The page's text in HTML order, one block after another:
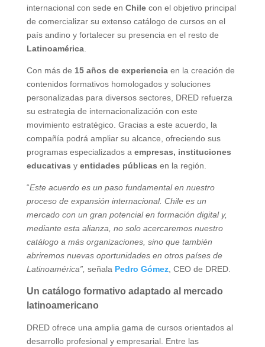
internacional con sede en Chile con el objetivo principal
de comercializar su extenso catálogo de cursos en el
país andino y fortalecer su presencia en el resto de
Latinoamérica.
Con más de 15 años de experiencia en la creación de
contenidos formativos homologados y soluciones
personalizadas para diversos sectores, DRED refuerza
su estrategia de internacionalización con este
movimiento estratégico. Gracias a este acuerdo, la
compañía podrá ampliar su alcance, ofreciendo sus
programas especializados a empresas, instituciones
educativas yentidades públicas en la región.
“Este acuerdo es un paso fundamental en nuestro
proceso de expansión internacional. Chile es un
mercado con un gran potencial en formación digital y,
mediante esta alianza, no solo acercaremos nuestro
catálogo a más organizaciones, sino que también
abriremos nuevas oportunidades en otros países de
Latinoamérica”, señala Pedro Gómez, CEO de DRED.
Un catálogo formativo adaptado al mercado
latinoamericano
DRED ofrece una amplia gama de cursos orientados al
desarrollo profesional y empresarial. Entre las